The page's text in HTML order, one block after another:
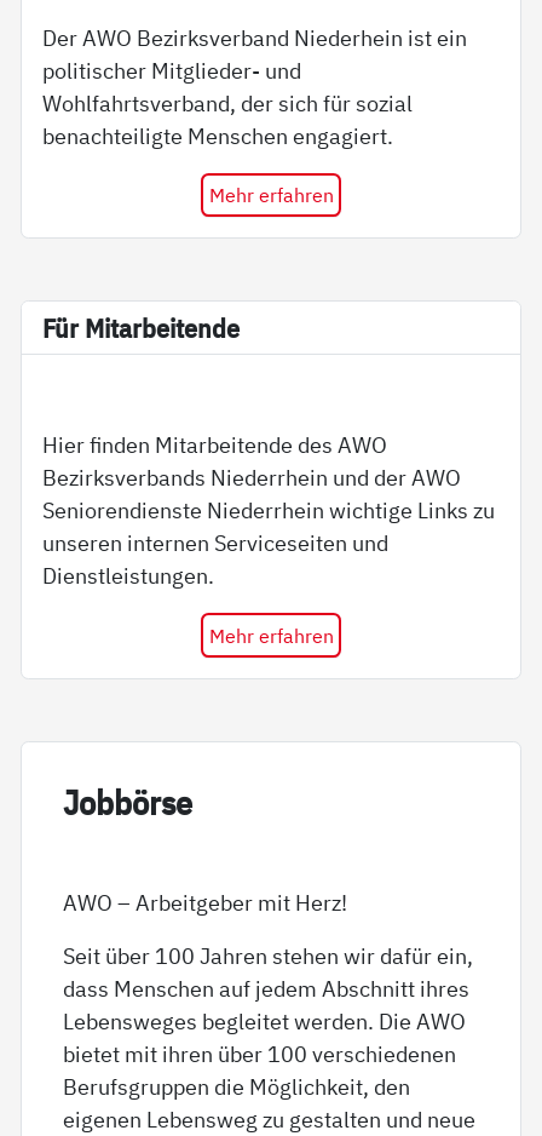
Der AWO Bezirksverband Niederhein ist ein
politischer Mitglieder- und
Wohlfahrtsverband, der sich für sozial
benachteiligte Menschen engagiert.
Mehr erfahren
Für Mit­ar­bei­ten­de
Hier finden Mitarbeitende des AWO
Bezirksverbands Niederrhein und der AWO
Seniorendienste Niederrhein wichtige Links zu
unseren internen Serviceseiten und
Dienstleistungen.
Mehr erfahren
Job­bör­se
AWO – Arbeitgeber mit Herz!
Seit über 100 Jahren stehen wir dafür ein,
dass Menschen auf jedem Abschnitt ihres
Lebensweges begleitet werden. Die AWO
bietet mit ihren über 100 verschiedenen
Berufsgruppen die Möglichkeit, den
eigenen Lebensweg zu gestalten und neue